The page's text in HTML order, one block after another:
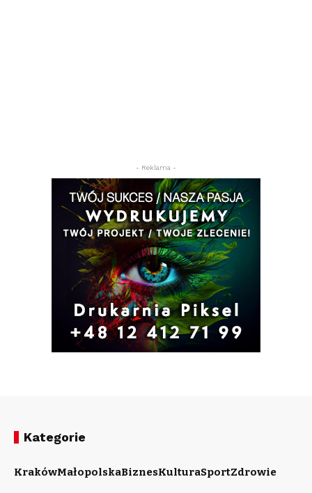
- Reklama -
Kategorie
KrakówMałopolskaBiznesKulturaSportZdrowie